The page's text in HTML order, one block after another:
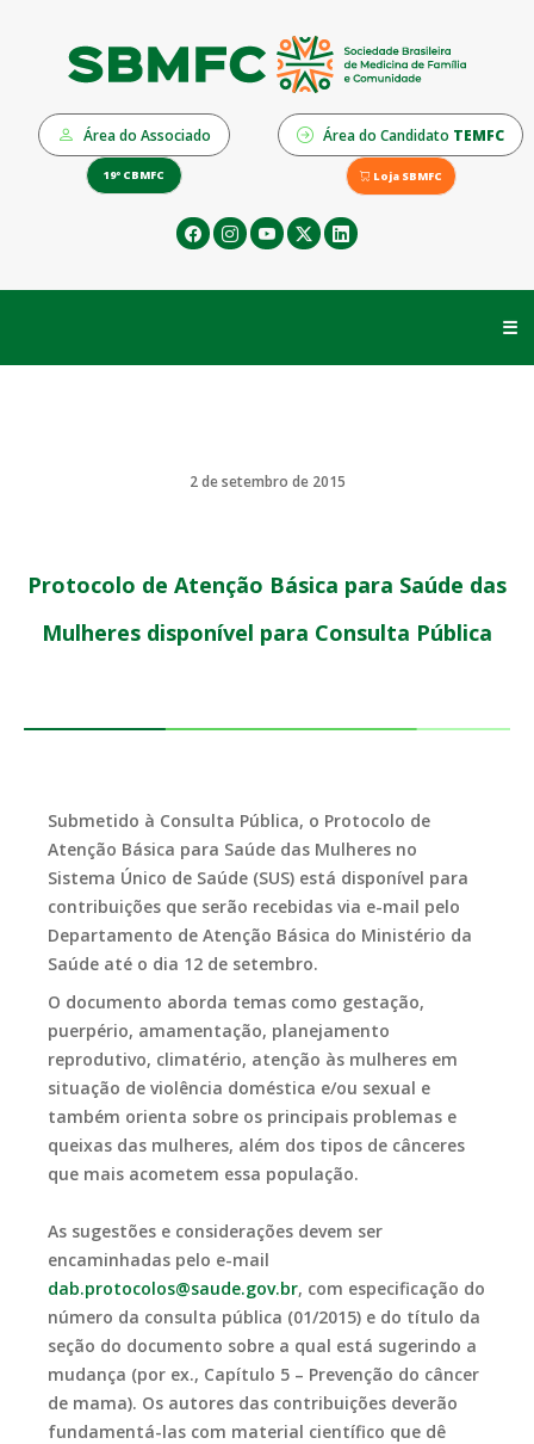
Área do Associado Área do Candidato TEMFC
19º CBMFC Loja SBMFC
☰
2 de setembro de 2015
Protocolo de Atenção Básica para Saúde das
Mulheres disponível para Consulta Pública
Submetido à Consulta Pública, o Protocolo de
Atenção Básica para Saúde das Mulheres no
Sistema Único de Saúde (SUS) está disponível para
contribuições que serão recebidas via e-mail pelo
Departamento de Atenção Básica do Ministério da
Saúde até o dia 12 de setembro.
O documento aborda temas como gestação,
puerpério, amamentação, planejamento
reprodutivo, climatério, atenção às mulheres em
situação de violência doméstica e/ou sexual e
também orienta sobre os principais problemas e
queixas das mulheres, além dos tipos de cânceres
que mais acometem essa população.
As sugestões e considerações devem ser
encaminhadas pelo e-mail
dab.protocolos@saude.gov.br, com especificação do
número da consulta pública (01/2015) e do título da
seção do documento sobre a qual está sugerindo a
mudança (por ex., Capítulo 5 – Prevenção do câncer
de mama). Os autores das contribuições deverão
fundamentá-las com material científico que dê